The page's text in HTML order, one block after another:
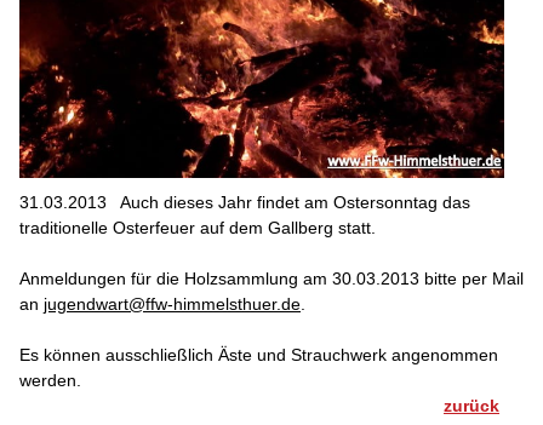
31.03.2013 Auch dieses Jahr findet am Ostersonntag das
traditionelle Osterfeuer auf dem Gallberg statt.
Anmeldungen für die Holzsammlung am 30.03.2013 bitte per Mail
an jugendwart@ffw-himmelsthuer.de
Es können ausschließlich Äste und Strauchwerk angenommen
werden.
zurück